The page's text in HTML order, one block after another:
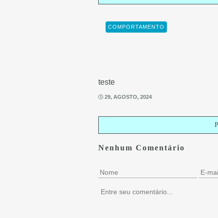
COMPORTAMENTO
teste
29, AGOSTO, 2024
Nenhum Comentário